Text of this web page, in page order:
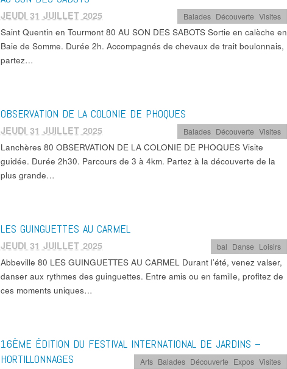
JEUDI 31 JUILLET 2025 Balades Découverte ,Visites
Saint Quentin en Tourmont 80 AU SON DES SABOTS Sortie en calèche en
Baie de Somme. Durée 2h. Accompagnés de chevaux de trait boulonnais,
partez…
OBSERVATION DE LA COLONIE DE PHOQUES
JEUDI 31 JUILLET 2025 Balades Découverte ,Visites
Lanchères 80 OBSERVATION DE LA COLONIE DE PHOQUES Visite
guidée. Durée 2h30. Parcours de 3 à 4km. Partez à la découverte de la
plus grande…
LES GUINGUETTES AU CARMEL
JEUDI 31 JUILLET 2025 bal Danse Loisirs
Abbeville 80 LES GUINGUETTES AU CARMEL Durant l’été, venez valser,
danser aux rythmes des guinguettes. Entre amis ou en famille, profitez de
ces moments uniques…
16ÈME ÉDITION DU FESTIVAL INTERNATIONAL DE JARDINS –
HORTILLONNAGES
Arts Balades Découverte Expos ,Visites